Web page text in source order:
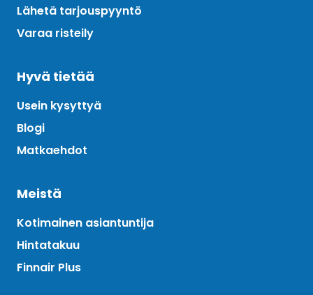
Lähetä tarjouspyyntö
Varaa risteily
Hyvä tietää
Usein kysyttyä
Blogi
Matkaehdot
Meistä
Kotimainen asiantuntija
Hintatakuu
Finnair Plus